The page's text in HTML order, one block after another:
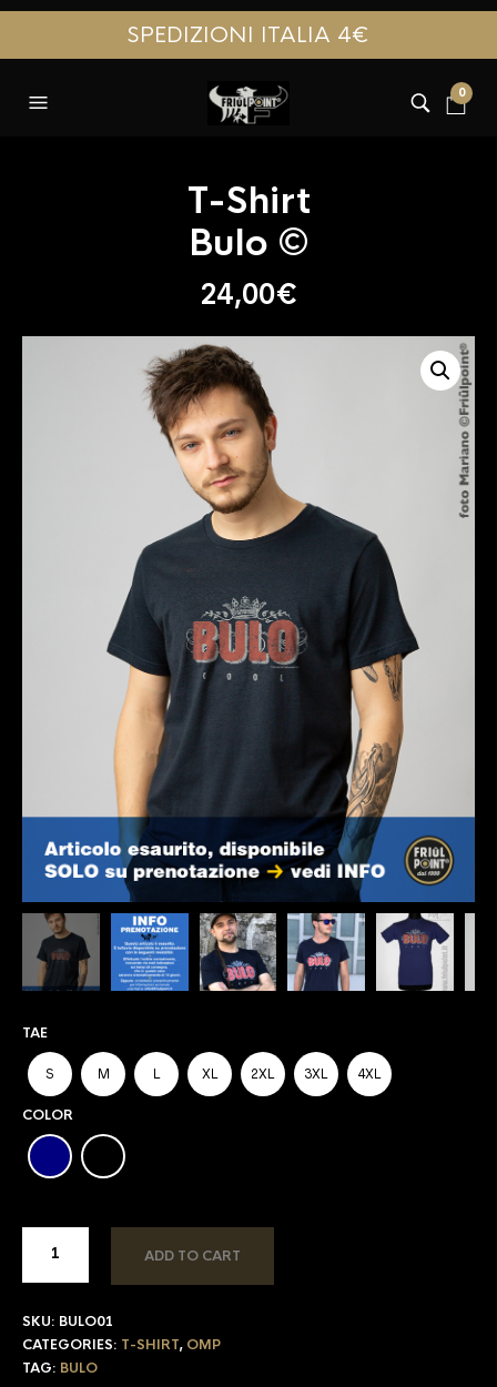
SPEDIZIONI ITALIA 4€
0
T-Shirt
Bulo ©
24,00€
TAE
S M L XL 2XL 3XL 4XL
COLOR
ADD TO CART
SKU: BULO01
CATEGORIES: T-SHIRT, OMP
TAG: BULO